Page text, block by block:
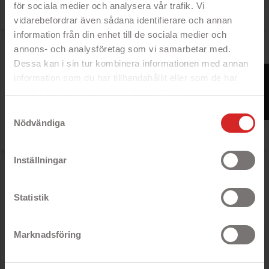
för sociala medier och analysera vår trafik. Vi
vidarebefordrar även sådana identifierare och annan
information från din enhet till de sociala medier och
annons- och analysföretag som vi samarbetar med.
Dessa kan i sin tur kombinera informationen med annan
information som du har tillhandahållit eller som de har
Nödvändiga
Inställningar
Statistik
Marknadsföring
Havit Proline optisk trådad mus

